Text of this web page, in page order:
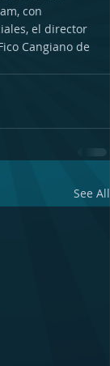
con
el director
Cangiano de
See All